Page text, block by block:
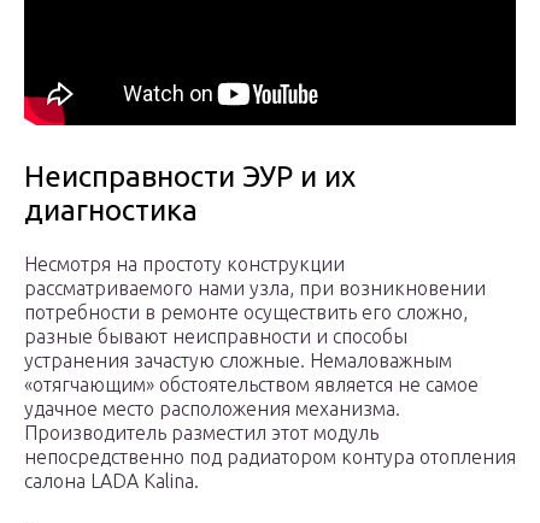
Неисправности ЭУР и их
диагностика
Несмотря на простоту конструкции
рассматриваемого нами узла, при возникновении
потребности в ремонте осуществить его сложно,
разные бывают неисправности и способы
устранения зачастую сложные. Немаловажным
«отягчающим» обстоятельством является не самое
удачное место расположения механизма.
Производитель разместил этот модуль
непосредственно под радиатором контура отопления
салона LADA Kalina.